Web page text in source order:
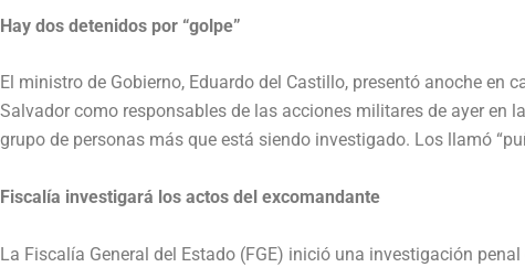
Hay dos detenidos por “golpe”
El ministro de Gobierno, Eduardo del Castillo, presentó anoche
Salvador como responsables de las acciones militares de ayer en
grupo de personas más que está siendo investigado. Los llamó
Fiscalía investigará los actos del excomandante
La Fiscalía General del Estado (FGE) inició una investigación